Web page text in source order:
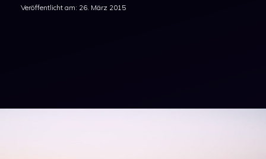
Veröffentlicht am: 26. März 2015